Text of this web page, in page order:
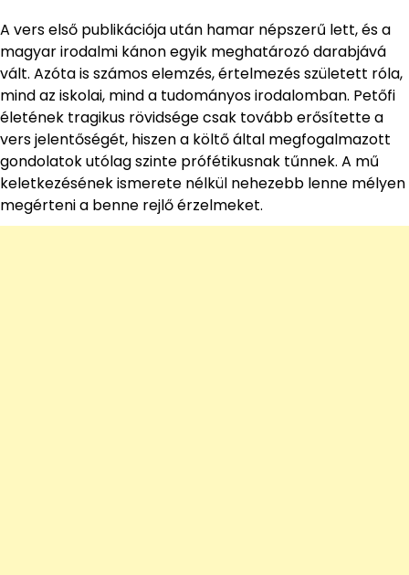
A vers első publikációja után hamar népszerű lett, és a
magyar irodalmi kánon egyik meghatározó darabjává
vált. Azóta is számos elemzés, értelmezés született róla,
mind az iskolai, mind a tudományos irodalomban. Petőfi
életének tragikus rövidsége csak tovább erősítette a
vers jelentőségét, hiszen a költő által megfogalmazott
gondolatok utólag szinte prófétikusnak tűnnek. A mű
keletkezésének ismerete nélkül nehezebb lenne mélyen
megérteni a benne rejlő érzelmeket.